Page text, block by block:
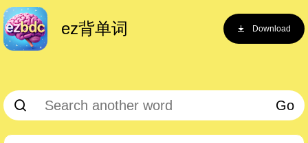
ez背单词 Download
Go